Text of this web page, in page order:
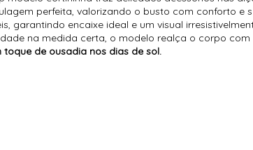
perfeita, valorizando o busto com conforto e
garantindo encaixe ideal e um visual
na medida certa, o modelo realça o corpo com
de ousadia nos dias de sol.